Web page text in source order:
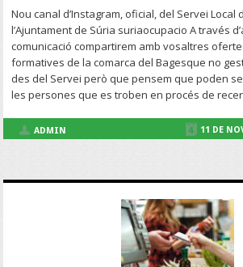
Nou canal d’Instagram, oficial, del Servei Local
l’Ajuntament de Súria suriaocupacio A través
comunicació compartirem amb vosaltres
formatives de la comarca del Bagesque no
des del Servei però que pensem que poden
les persones que es troben en procés de
ADMIN 11 DE